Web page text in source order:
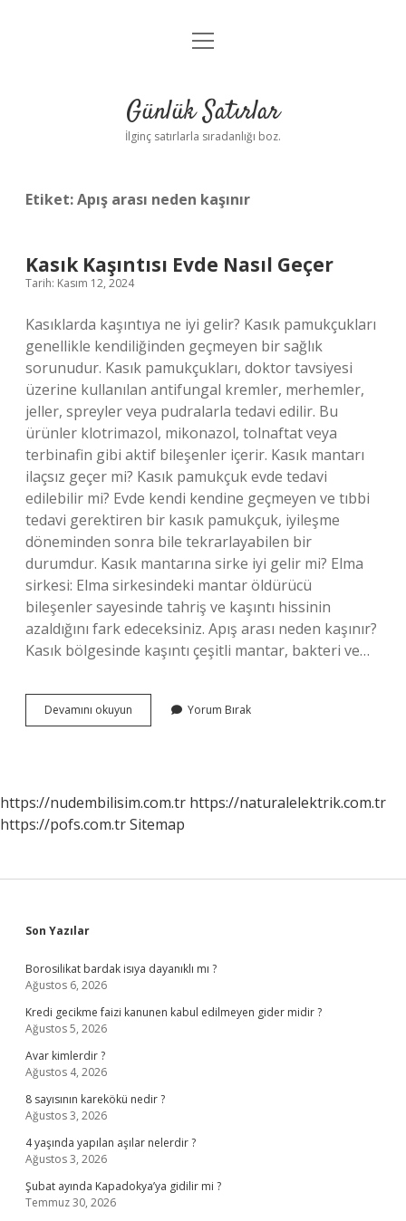
Anasayfa
Yasal Uyarı
menüyü
Günlük Satırlar
İlginç satırlarla sıradanlığı boz.
Etiket:Apış arası neden kaşınır
Kasık Kaşıntısı Evde Nasıl Geçer
Tarih: Kasım 12, 2024
Kasıklarda kaşıntıya ne iyi gelir? Kasık pamukçukları
genellikle kendiliğinden geçmeyen bir sağlık
sorunudur. Kasık pamukçukları, doktor tavsiyesi
üzerine kullanılan antifungal kremler, merhemler,
jeller, spreyler veya pudralarla tedavi edilir. Bu
ürünler klotrimazol, mikonazol, tolnaftat veya
terbinafin gibi aktif bileşenler içerir. Kasık mantarı
ilaçsız geçer mi? Kasık pamukçuk evde tedavi
edilebilir mi? Evde kendi kendine geçmeyen ve tıbbi
tedavi gerektiren bir kasık pamukçuk, iyileşme
döneminden sonra bile tekrarlayabilen bir
durumdur. Kasık mantarına sirke iyi gelir mi? Elma
sirkesi: Elma sirkesindeki mantar öldürücü
bileşenler sayesinde tahriş ve kaşıntı hissinin
azaldığını fark edeceksiniz. Apış arası neden kaşınır?
Kasık bölgesinde kaşıntı çeşitli mantar, bakteri ve…
Devamını okuyun
Kaşıntısı
Yorum Bırak
https://nudembilisim.com.tr https://naturalelektrik.com.tr
https://pofs.com.trSitemap
Sidebar
Son Yazılar
Borosilikat bardak isıya dayanıklı mı ?
Ağustos 6, 2026
Kredi gecikme faizi kanunen kabul edilmeyen gider midir ?
Ağustos 5, 2026
Avar kimlerdir ?
Ağustos 4, 2026
8 sayısının karekökü nedir ?
Ağustos 3, 2026
4 yaşında yapılan aşılar nelerdir ?
Ağustos 3, 2026
Şubat ayında Kapadokya’ya gidilir mi ?
Temmuz 30, 2026